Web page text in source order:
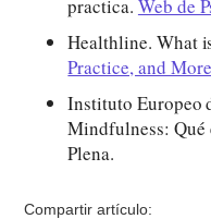
practica. Web de
Healthline. What
Practice, and More
Instituto Europeo
Mindfulness: Qué
Plena.
Compartir artículo: